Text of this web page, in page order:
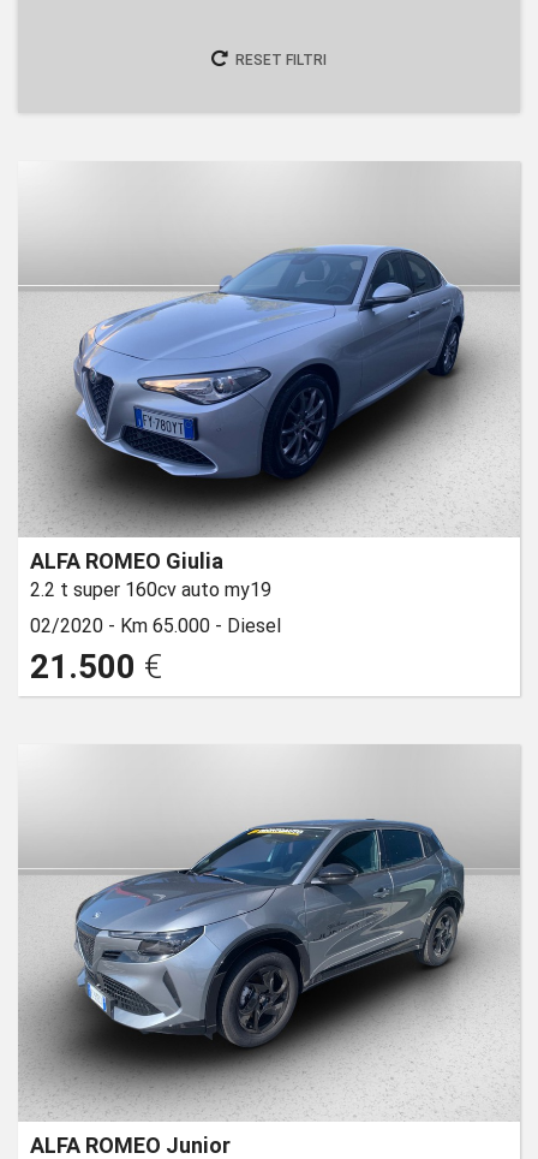
RESET FILTRI
ALFA ROMEO Giulia
2.2 t super 160cv auto my19
02/2020 - Km 65.000 - Diesel
21.500 €
ALFA ROMEO Junior